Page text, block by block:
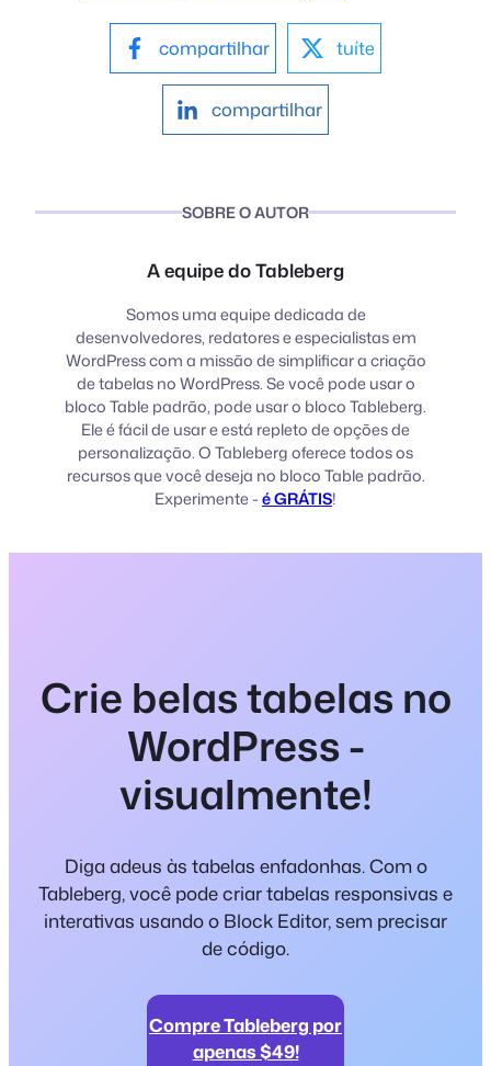
compartilhar tuíte
compartilhar
SOBRE O AUTOR
A equipe do Tableberg
Somos uma equipe dedicada de
desenvolvedores, redatores e especialistas em
WordPress com a missão de simplificar a criação
de tabelas no WordPress. Se você pode usar o
bloco Table padrão, pode usar o bloco Tableberg.
Ele é fácil de usar e está repleto de opções de
personalização. O Tableberg oferece todos os
recursos que você deseja no bloco Table padrão.
Experimente -é GRÁTIS!
Crie belas tabelas no
WordPress -
visualmente!
Diga adeus às tabelas enfadonhas. Com o
Tableberg, você pode criar tabelas responsivas e
interativas usando o Block Editor, sem precisar
de código.
Compre Tableberg por
apenas $49!